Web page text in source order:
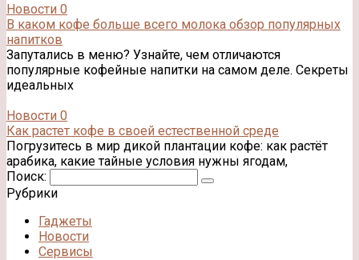
Новости 0
В каком кофе больше всего молока обзор популярных
напитков
Запутались в меню? Узнайте, чем отличаются
популярные кофейные напитки на самом деле. Секреты
идеальных
Новости 0
Как растет кофе в своей естественной среде
Погрузитесь в мир дикой плантации кофе: как растёт
арабика, какие тайные условия нужны ягодам,
Поиск:
Рубрики
Гаджеты
Новости
Сервисы